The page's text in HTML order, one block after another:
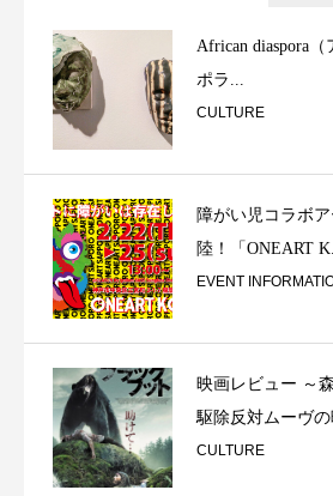
African diaspora
ポラ...
CULTURE
障がい児コラボ
陸！「ONEART
EVENT
映画レビュー ～
駆除反対ムーヴの
CULTURE